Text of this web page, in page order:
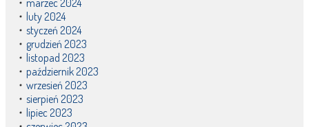
marzec 2024
luty 2024
styczeń 2024
grudzień 2023
listopad 2023
październik 2023
wrzesień 2023
sierpień 2023
lipiec 2023